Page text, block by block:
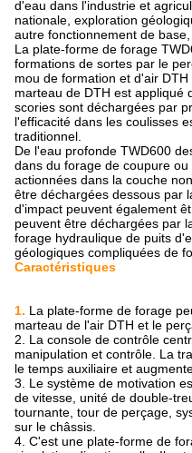
d'eau dans l'industrie et
nationale, exploration
autre fonctionnement de
La plate-forme de forage
formations de sortes par le
mou de formation et d'air
marteau de DTH est appliqué
scories sont déchargées par
l'efficacité dans les coulisses
traditionnel.
De l'eau profonde TWD600
dans du forage de coupure
actionnées dans la couche
être déchargées dessous par
d'impact peuvent également
peuvent être déchargées par
forage hydraulique de puits
géologiques compliquées de
Caractéristiques
1. La plate-forme de forage
marteau de l'air DTH et le
2. La console de contrôle
manipulation et contrôle. La
le temps auxiliaire et
3. Le système de motivation
de vitesse, unité de double-
tournante, tour de perçage,
sur le châssis.
4. C'est une plate-forme de